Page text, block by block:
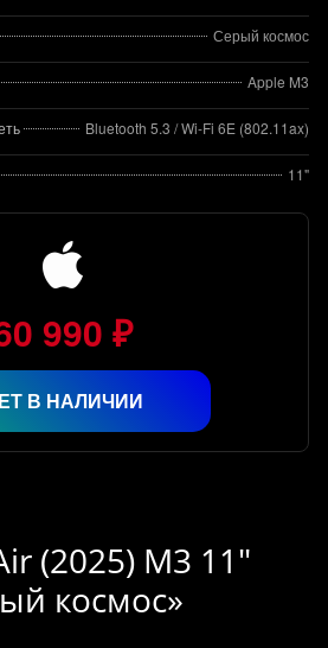
Серый космос
Apple M3
Bluetooth 5.3 / Wi-Fi 6E (802.11ax)
11"
990 ₽
В НАЛИЧИИ
(2025) M3 11"
космос»